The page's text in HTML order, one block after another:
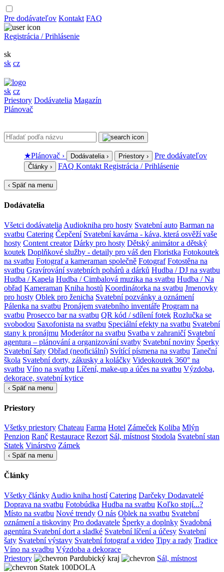
Pre dodávateľov Kontakt FAQ
Registrácia / Prihlásenie
sk
sk cz
sk cz
Priestory Dodávatelia Magazín
Plánovač
★Plánovač › Dodávatelia › Priestory › Pre dodávateľov
Články › FAQ Kontakt Registrácia / Prihlásenie
‹ Späť na menu
Dodávatelia
Všetci dodávatelia Audiokniha pro hosty Svatební auto Barman na
svatbu Catering Čepčení Svatební kavárna - káva, která osvěží vaše
hosty Content creator Dárky pro hosty Dětský animátor a dětský
koutek Doplňkové služby - detaily pro váš den Floristka Fotokoutek
na svatbu Fotograf a kameraman společně Fotograf Fotostěna na
svatbu Gravírování svatebních pohárů a dárků Hudba / DJ na svatbu
Hudba / Kapela Hudba / Cimbalová muzika na svatbu Hudba / Na
obřad Kameraman Kniha hostů Koordinátorka na svatbu Jmenovky
pro hosty Oblek pro ženicha Svatební pozvánky a oznámení
Pálenka na svatbu Pronájem svatebního inventáře Program na
svatbu Prosecco bar na svatbu QR kód / sdílení fotek Rozlučka se
svobodou Saxofonista na svatbu Speciální efekty na svatbu Svatební
stany k pronájmu Moderátor na svatbu Svatba v zahraničí Svatební
agentura – plánování a organizování svatby Svatební noviny Šperky
Svatební šaty Obřad (neoficiální) Svítící písmena na svatbu Taneční
škola Svatební dorty, zákusky a koláčky Videokoutek 360° na
svatbu Víno na svatbu Líčení, make-up a účes na svatbu Výzdoba,
dekorace, svatební kytice
‹ Späť na menu
Priestory
Všetky priestory Chateau Farma Hotel Zámeček Koliba Mlýn
Penzion Ranč Restaurace Rezort Sál, místnost Stodola Svatební stan
Statek Vinárstvo Zámek
‹ Späť na menu
Články
Všetky články Audio kniha hostí Catering Darčeky Dodavatelé
Doprava na svatbu Fotobúdka Hudba na svatbu Koľko stojí...?
Místo na svatbu Nové trendy O nás Oblek na svatbu Svatební
oznámení a tiskoviny Pro dodavatele Šperky a doplnky Svadobná
agentúra Svatební dort a sladké Svatební líčení a účesy Svatební
šaty Svatební výstavy Svatební fotograf a video Tipy a rady Tradice
Víno na svadbu Výzdoba a dekorace
Priestory
Pardubický kraj
Sál, místnost
Statek 100DOLA